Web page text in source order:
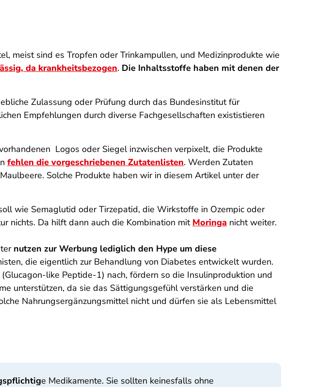
meist sind es Tropfen oder Trinkampullen, und Medizinprodukte wie
da krankheitsbezogen. Die Inhaltsstoffe haben mit denen der
Zulassung oder Prüfung durch das Bundesinstitut für
Empfehlungen durch diverse Fachgesellschaften exististieren
Logos oder Siegel inzwischen verpixelt, die Produkte
fehlen die vorgeschriebenen Zutatenlisten. Werden Zutaten
Solche Produkte haben wir in diesem Artikel unter der
wie Semaglutid oder Tirzepatid, die Wirkstoffe in Ozempic oder
nichts. Da hilft dann auch die Kombination mit Moringa nicht weiter.
nutzen zur Werbung lediglich den Hype um diese
die eigentlich zur Behandlung von Diabetes entwickelt wurden.
like Peptide-1) nach, fördern so die Insulinproduktion und
unterstützen, da sie das Sättigungsgefühl verstärken und die
Nahrungsergänzungsmittel nicht und dürfen sie als Lebensmittel
e Medikamente. Sie sollten keinesfalls ohne